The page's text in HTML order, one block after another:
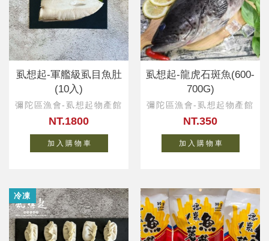
虱想起-軍艦級虱目魚肚
(10入)
彌陀區漁會-虱想起物產館
NT.1800
加 入 購 物 車
虱想起-龍虎石斑魚(600-
700G)
彌陀區漁會-虱想起物產館
NT.350
加 入 購 物 車
冷凍